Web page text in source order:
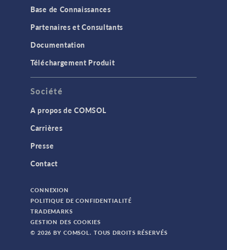
Base de Connaissances
Partenaires et Consultants
Documentation
Téléchargement Produit
Société
A propos de COMSOL
Carrières
Presse
Contact
CONNEXION
POLITIQUE DE CONFIDENTIALITÉ
TRADEMARKS
GESTION DES COOKIES
© 2026 BY COMSOL. TOUS DROITS RÉSERVÉS